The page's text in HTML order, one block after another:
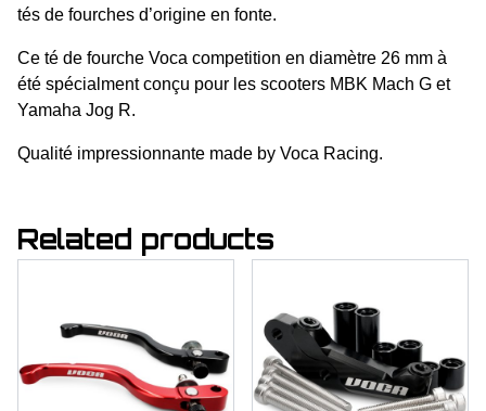
tés de fourches d’origine en fonte.
Ce té de fourche Voca competition en diamètre 26 mm à
été spécialmentconçu pour les scooters MBK Mach G et
Yamaha Jog R.
Qualité impressionnante made by Voca Racing.
Related products